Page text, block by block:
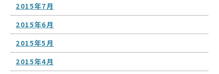
2015年7月
2015年6月
2015年5月
2015年4月